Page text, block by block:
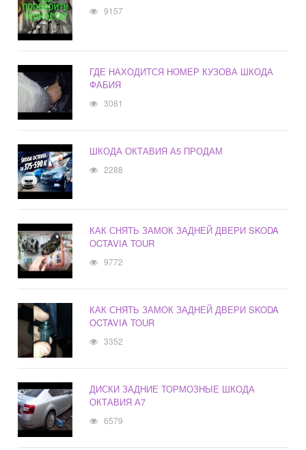
9157
ГДЕ НАХОДИТСЯ НОМЕР КУЗОВА ШКОДА
ФАБИЯ
3081
ШКОДА ОКТАВИЯ А5 ПРОДАМ
2288
КАК СНЯТЬ ЗАМОК ЗАДНЕЙ ДВЕРИ SKODA
OCTAVIA TOUR
9772
КАК СНЯТЬ ЗАМОК ЗАДНЕЙ ДВЕРИ SKODA
OCTAVIA TOUR
3352
ДИСКИ ЗАДНИЕ ТОРМОЗНЫЕ ШКОДА
ОКТАВИЯ А7
6579